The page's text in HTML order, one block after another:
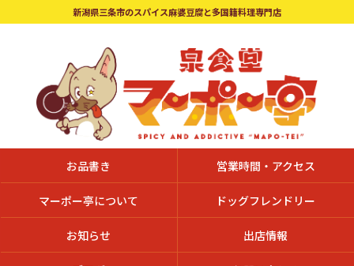
新潟県三条市のスパイス麻婆豆腐と多国籍料理専門店
お品書き 営業時間・アクセス
マーポー亭について ドッグフレンドリー
お知らせ 出店情報